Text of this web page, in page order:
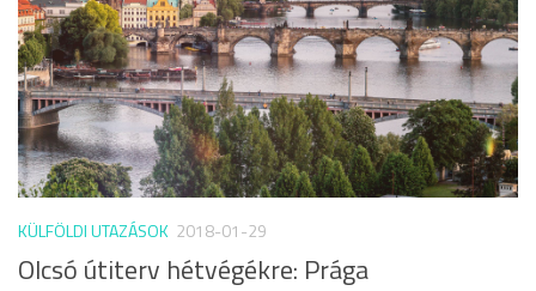
KÜLFÖLDI UTAZÁSOK 2018-01-29
Olcsó útiterv hétvégékre: Prága